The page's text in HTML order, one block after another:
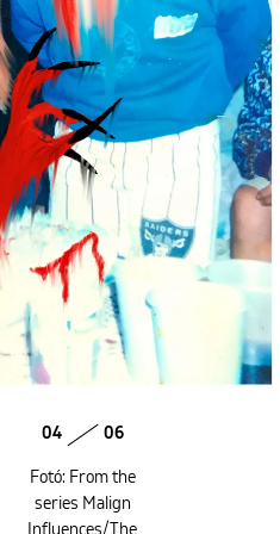
04 06
Fotó: From the
series Malign